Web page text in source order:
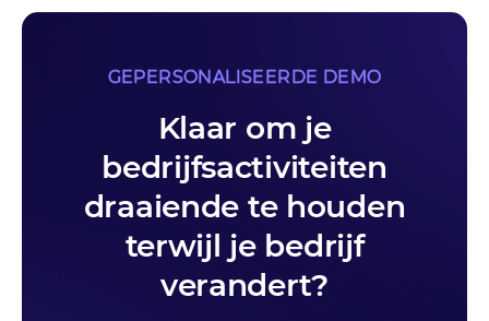
GEPERSONALISEERDE DEMO
Klaar om je
bedrijfsactiviteiten
draaiende te houden
terwijl je bedrijf
verandert?